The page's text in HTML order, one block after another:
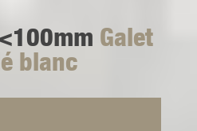
Galet
blanc